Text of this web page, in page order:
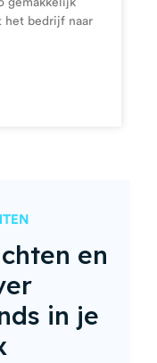
het bedrijf naar
en
in je